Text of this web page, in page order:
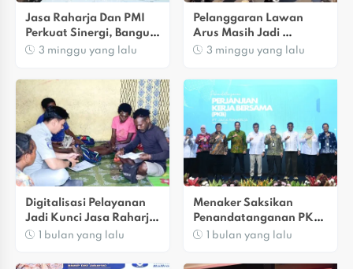
Jasa Raharja Dan PMI
Perkuat Sinergi, Bangun
Sistem Respons Darurat
3 minggu yang lalu
Pelanggaran Lawan
Arus Masih Jadi
Ancaman Keselamatan
Kabupaten Bandung
3 minggu yang lalu
Digitalisasi Pelayanan
Jadi Kunci Jasa Raharja
Percepat Penyaluran
Kecelakaan
1 bulan yang lalu
Menaker Saksikan
Penandatanganan PKB
Jasa Raharja Dan
Tiga Agenda Strategis
1 bulan yang lalu